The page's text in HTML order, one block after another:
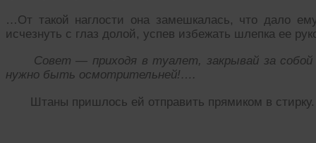
…От такой наглости она замешкалась, что дало
исчезнуть с глаз долой, успев избежать шлепка ее
Совет — приходя в туалет, закрывай за собой
нужно быть осмотрительней!….
Штаны пришлось ей отправить прямиком в стирку.